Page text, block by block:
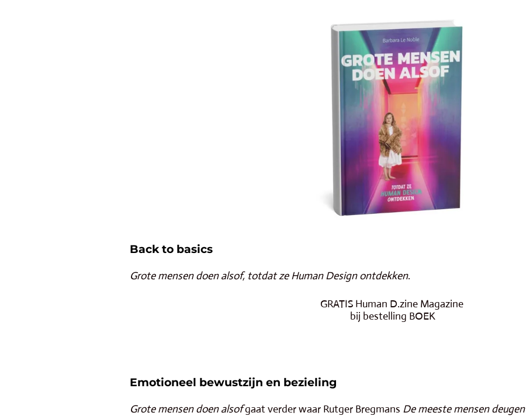
Back to basics
Grote mensen doen alsof, totdat ze Human Design ontdekken.
GRATIS Human D.zine Magazine
bij bestelling BOEK
Emotioneel bewustzijn en bezieling
Grote mensen doen alsofgaat verder waar Rutger Bregmans De meeste mensen deugen